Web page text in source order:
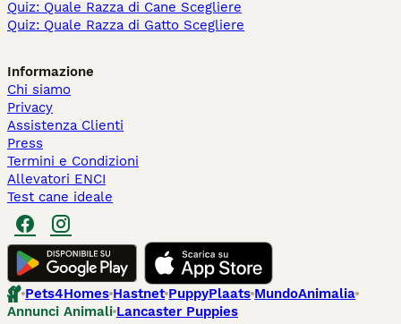
Quiz: Quale Razza di Cane Scegliere
Quiz: Quale Razza di Gatto Scegliere
Informazione
Chi siamo
Privacy
Assistenza Clienti
Press
Termini e Condizioni
Allevatori ENCI
Test cane ideale
Pets4Homes Hastnet PuppyPlaats MundoAnimalia
Annunci Animali Lancaster Puppies